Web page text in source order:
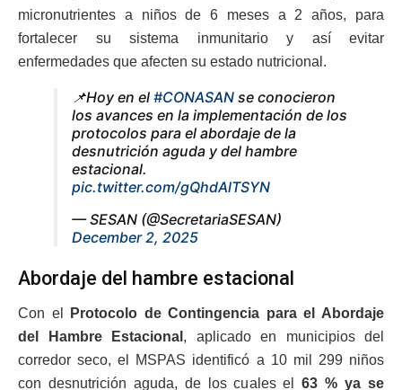
micronutrientes a niños de 6 meses a 2 años, para
fortalecer su sistema inmunitario y así evitar
enfermedades que afecten su estado nutricional.
📌Hoy en el #CONASAN se conocieron
los avances en la implementación de los
protocolos para el abordaje de la
desnutrición aguda y del hambre
estacional.
pic.twitter.com/gQhdAlTSYN
— SESAN (@SecretariaSESAN)
December 2, 2025
Abordaje del hambre estacional
Con el
Protocolo de Contingencia para el Abordaje
del Hambre Estacional , aplicado en municipios del
corredor seco, el MSPAS identificó a 10 mil 299 niños
con desnutrición aguda, de los cuales el63 % ya se